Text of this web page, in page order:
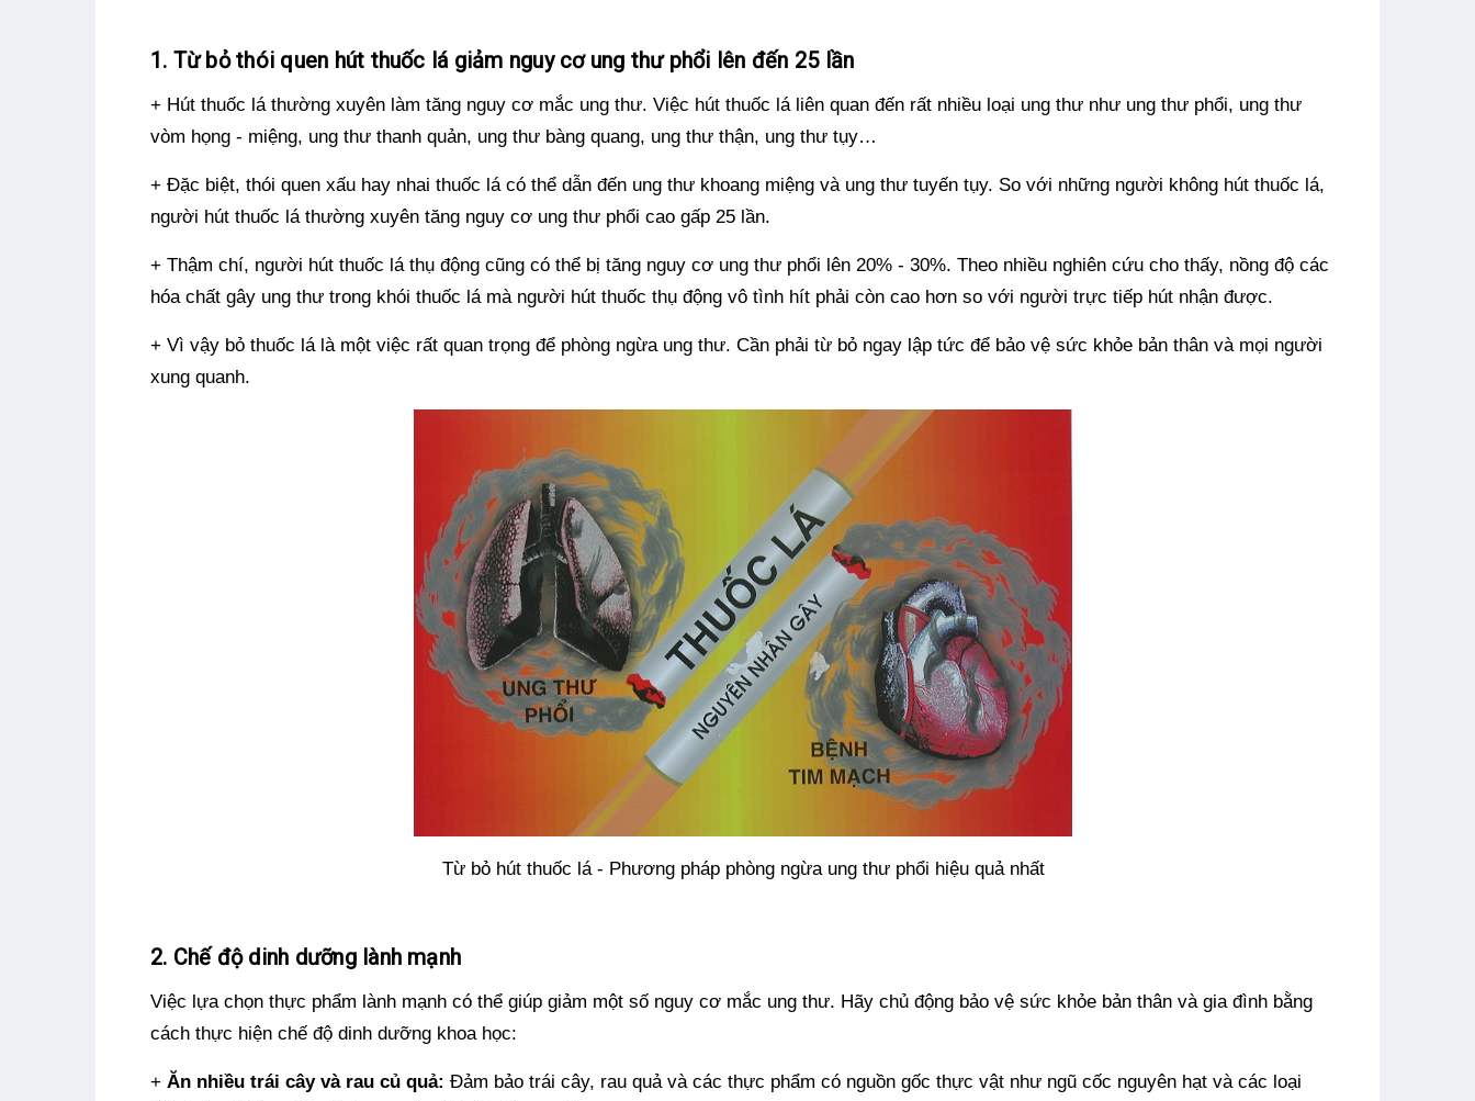
1. Từ bỏ thói quen hút thuốc lá giảm nguy cơ ung thư phổi lên đến 25 lần
+ Hút thuốc lá thường xuyên làm tăng nguy cơ mắc ung thư. Việc hút thuốc lá liên quan đến rất nhiều loại ung thư như ung thư phổi, ung thư
vòm họng - miệng, ung thư thanh quản, ung thư bàng quang, ung thư thận, ung thư tụy…
+ Đặc biệt, thói quen xấu hay nhai thuốc lá có thể dẫn đến ung thư khoang miệng và ung thư tuyến tụy. So với những người không hút thuốc lá,
người hút thuốc lá thường xuyên tăng nguy cơ ung thư phổi cao gấp 25 lần.
+ Thậm chí, người hút thuốc lá thụ động cũng có thể bị tăng nguy cơ ung thư phổi lên 20% - 30%. Theo nhiều nghiên cứu cho thấy, nồng độ các
hóa chất gây ung thư trong khói thuốc lá mà người hút thuốc thụ động vô tình hít phải còn cao hơn so với người trực tiếp hút nhận được.
+ Vì vậy bỏ thuốc lá là một việc rất quan trọng để phòng ngừa ung thư. Cần phải từ bỏ ngay lập tức để bảo vệ sức khỏe bản thân và mọi người
xung quanh.
Từ bỏ hút thuốc lá - Phương pháp phòng ngừa ung thư phổi hiệu quả nhất
2. Chế độ dinh dưỡng lành mạnh
Việc lựa chọn thực phẩm lành mạnh có thể giúp giảm một số nguy cơ mắc ung thư. Hãy chủ động bảo vệ sức khỏe bản thân và gia đình bằng
cách thực hiện chế độ dinh dưỡng khoa học:
+ Ăn nhiều trái cây và rau củ quả: Đảm bảo trái cây, rau quả và các thực phẩm có nguồn gốc thực vật như ngũ cốc nguyên hạt và các loại